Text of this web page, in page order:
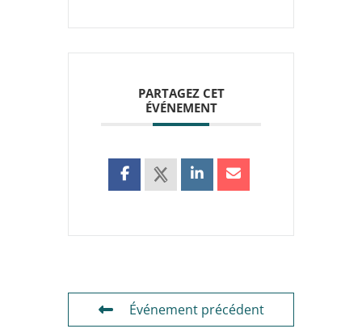
PARTAGEZ CET
ÉVÉNEMENT
Événement précédent